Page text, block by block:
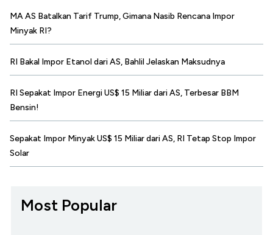
MA AS Batalkan Tarif Trump, Gimana Nasib Rencana Impor
Minyak RI?
RI Bakal Impor Etanol dari AS, Bahlil Jelaskan Maksudnya
RI Sepakat Impor Energi US$ 15 Miliar dari AS, Terbesar BBM
Bensin!
Sepakat Impor Minyak US$ 15 Miliar dari AS, RI Tetap Stop Impor
Solar
Most Popular